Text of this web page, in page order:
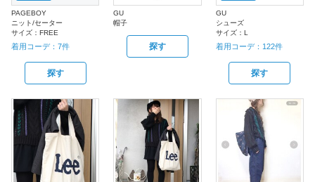
PAGEBOY
ニット/セーター
サイズ： FREE
着用コーデ： 7件
探す
GU
帽子
探す
GU
シューズ
サイズ： L
着用コーデ： 122件
探す